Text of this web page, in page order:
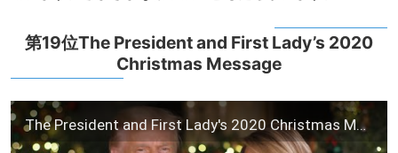
第19位The President and First Lady’s 2020
Christmas Message
The President and First Lady's 2020 Christmas Message